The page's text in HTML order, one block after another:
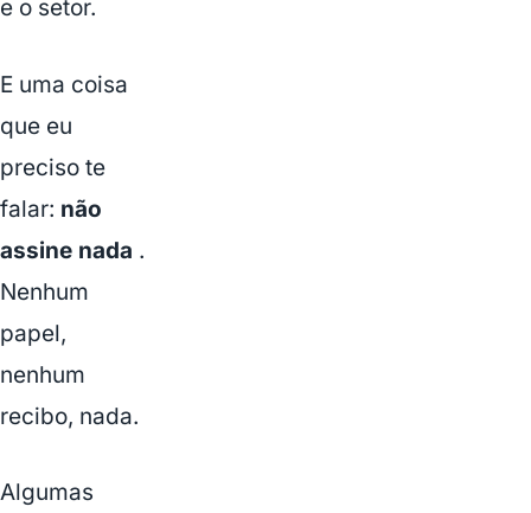
e o setor.
E uma coisa
que eu
preciso te
falar: não
assine nada .
Nenhum
papel,
nenhum
recibo, nada.
Algumas